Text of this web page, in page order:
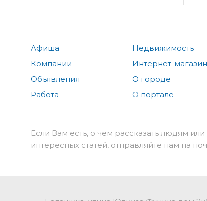
Афиша
Компании
Объявления
Работа
Недвижимость
Интернет-магазин
О городе
О портале
Если Вам есть, о чем рассказать людям
интересных статей, отправляйте нам на